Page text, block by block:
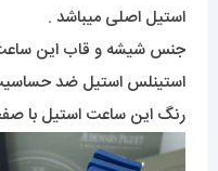
استیل اصلی میباشد .
جنس شیشه و قاب این
استینلس استیل ضد
رنگ این ساعت استیل با